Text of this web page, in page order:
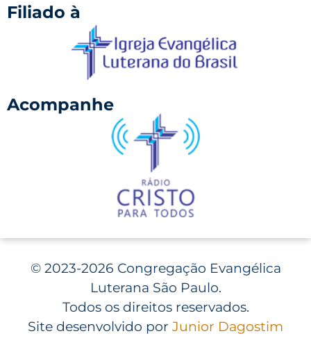
Filiado à
Acompanhe
©2023-2026 Congregação Evangélica
Luterana São Paulo.
Todos os direitos reservados.
Site desenvolvido por Junior Dagostim